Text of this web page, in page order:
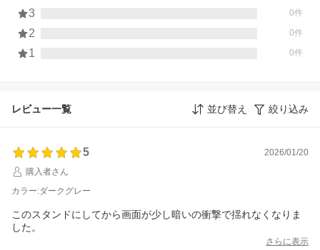
3 0件
2 0件
1 0件
レビュー一覧 並び替え 絞り込み
5
2026/01/20
購入者さん
カラー:ダークグレー
このスタンドにしてから画面が少し暗いの衝撃で揺れなくなりま
した。
さらに表示